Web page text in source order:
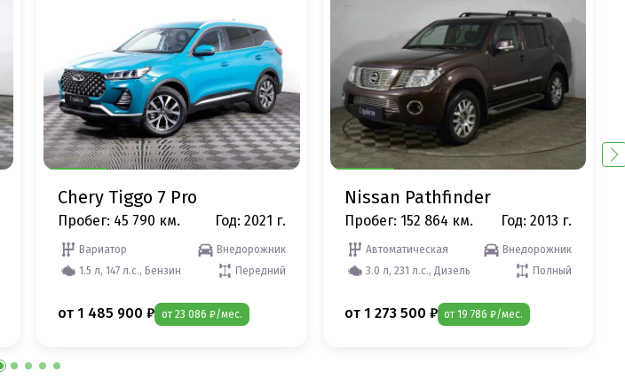
Chery Tiggo 7 Pro
Пробег: 45 790 км. Год: 2021 г.
Вариатор
Внедорожник
1.5 л, 147 л.с., Бензин
Передний
от 1 485 900 ₽ от 23 086 ₽/мес.
Nissan Pathfinder
Пробег: 152 864 км. Год: 2013 г.
Автоматическая
Внедорожник
3.0 л, 231 л.с., Дизель
Полный
от 1 273 500 ₽ от 19 786 ₽/мес.